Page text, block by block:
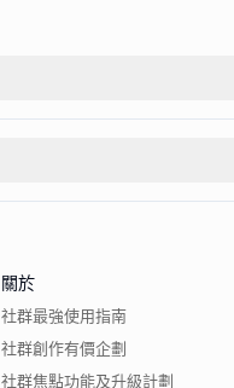
關於
社群最強使用指南
社群創作有價企劃
社群焦點功能及升級計劃